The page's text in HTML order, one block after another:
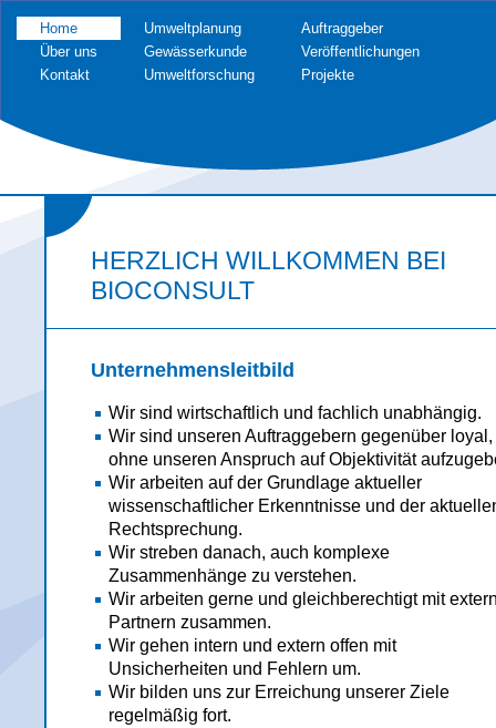
Home
Über uns
Kontakt
Umweltplanung
Gewässerkunde
Umweltforschung
Auftraggeber
Veröffentlichungen
Projekte
HERZLICH WILLKOMMEN BEI
BIOCONSULT
Unternehmensleitbild
Wir sind wirtschaftlich und fachlich unabhängig.
Wir sind unseren Auftraggebern gegenüber loyal,
ohne unseren Anspruch auf Objektivität
Wir arbeiten auf der Grundlage aktueller
wissenschaftlicher Erkenntnisse und der
Rechtsprechung.
Wir streben danach, auch komplexe
Zusammenhänge zu verstehen.
Wir arbeiten gerne und gleichberechtigt mit
Partnern zusammen.
Wir gehen intern und extern offen mit
Unsicherheiten und Fehlern um.
Wir bilden uns zur Erreichung unserer Ziele
regelmäßig fort.